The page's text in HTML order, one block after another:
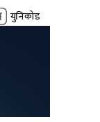
युनिकोड